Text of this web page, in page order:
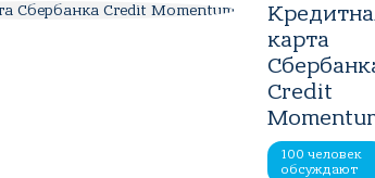
карта
Credit
100 человек
обсуждают